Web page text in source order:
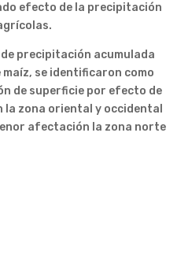
efecto de la precipitación
precipitación acumulada
se identificaron como
de superficie por efecto de
la zona oriental y occidental
afectación la zona norte